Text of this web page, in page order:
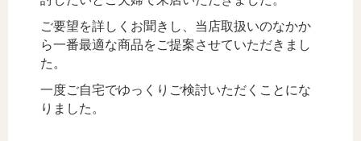
ご要望を詳しくお聞きし、当店取扱いのなかか
ら一番最適な商品をご提案させていただきまし
た。
一度ご自宅でゆっくりご検討いただくことにな
りました。